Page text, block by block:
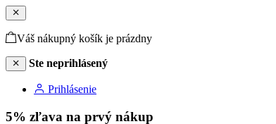
Váš nákupný košík je prázdny
Ste neprihlásený
Prihlásenie
5% zľava na prvý nákup